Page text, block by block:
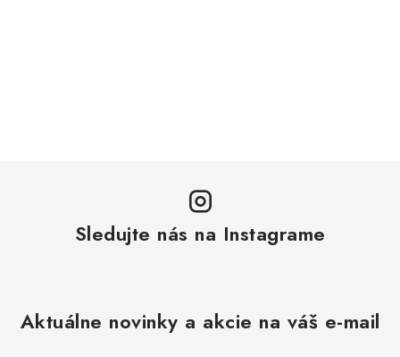
Sledujte nás na Instagrame
Aktuálne novinky a akcie na váš e-mail